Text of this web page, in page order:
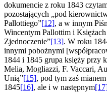
dokumencie z roku 1843
pozostających „pod
Pallottiego”[12], a w innym
Wincentym Pallottim i
Zjednoczenie”[13]. W roku
innymi pobożnymi
1844 i 1845 grupa księży przy
Melia, Mogliazzi, F. Vaccari,
Unią”[15], pod tym zaś
1845[16], ale i w następnym